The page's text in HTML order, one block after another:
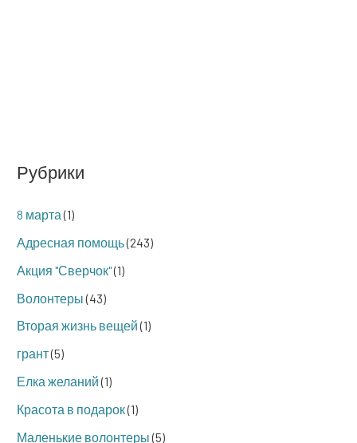
Рубрики
8 марта(1)
Адресная помощь(243)
Акция "Сверчок"(1)
Волонтеры(43)
Вторая жизнь вещей(1)
грант(5)
Елка желаний(1)
Красота в подарок(1)
Маленькие волонтеры(5)